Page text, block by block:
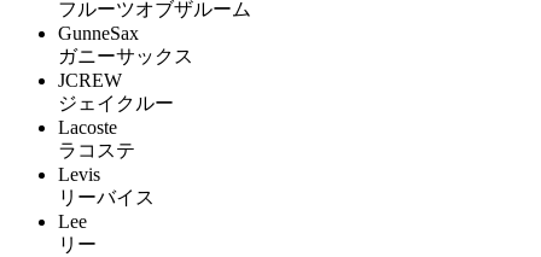
フルーツオブザルーム
GunneSax
ガニーサックス
JCREW
ジェイクルー
Lacoste
ラコステ
Levis
リーバイス
Lee
リー